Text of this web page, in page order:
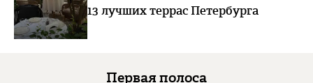
13 лучших террас Петербурга
Первая полоса